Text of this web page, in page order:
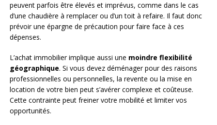
peuvent parfois être élevés et imprévus, comme dans le cas
d’une chaudière à remplacer ou d’un toit à refaire. Il faut donc
prévoir une épargne de précaution pour faire face à ces
dépenses.
L’achat immobilier implique aussi une moindre flexibilité
géographique. Si vous devez déménager pour des raisons
professionnelles ou personnelles, la revente ou la mise en
location de votre bien peut s’avérer complexe et coûteuse.
Cette contrainte peut freiner votre mobilité et limiter vos
opportunités.